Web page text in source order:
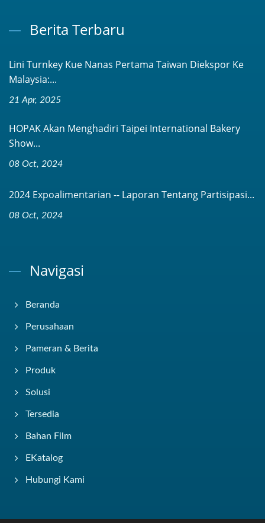
Berita Terbaru
Lini Turnkey Kue Nanas Pertama Taiwan Diekspor Ke
Malaysia:...
21 Apr, 2025
HOPAK Akan Menghadiri Taipei International Bakery
Show...
08 Oct, 2024
2024 Expoalimentarian -- Laporan Tentang Partisipasi...
08 Oct, 2024
Navigasi
Beranda
Perusahaan
Pameran & Berita
Produk
Solusi
Tersedia
Bahan Film
EKatalog
Hubungi Kami